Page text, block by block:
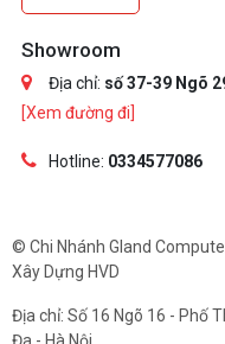
Showroom
Địa chỉ: số 37-39 Ngõ
[Xem đường đi]
Hotline: 0334577086
© Chi Nhánh Gland
Xây Dựng HVD
Địa chỉ: Số 16 Ngõ 16 - Phố